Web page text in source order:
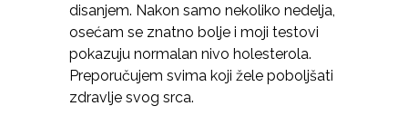
disanjem. Nakon samo nekoliko nedelja,
osećam se znatno bolje i moji testovi
pokazuju normalan nivo holesterola.
Preporučujem svima koji žele poboljšati
zdravlje svog srca.